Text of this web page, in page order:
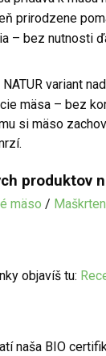
prirodzene
– bez nutnosti
NATUR variant
mäsa – bez
si mäso
produktov
mäso /
objavíš tu:
naša BIO